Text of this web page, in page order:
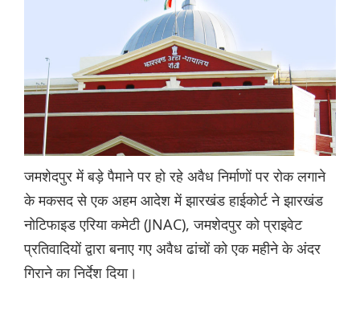
जमशेदपुर में बड़े पैमाने पर हो रहे अवैध निर्माणों पर रोक लगाने
के मकसद से एक अहम आदेश में झारखंड हाईकोर्ट ने झारखंड
नोटिफाइड एरिया कमेटी (JNAC), जमशेदपुर को प्राइवेट
प्रतिवादियों द्वारा बनाए गए अवैध ढांचों को एक महीने के अंदर
गिराने का निर्देश दिया।